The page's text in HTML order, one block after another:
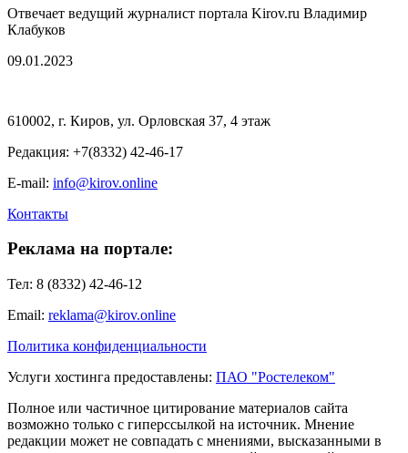
Отвечает ведущий журналист портала Kirov.ru Владимир
Клабуков
09.01.2023
610002, г. Киров, ул. Орловская 37, 4 этаж
Редакция: +7(8332) 42-46-17
E-mail: info@kirov.online
Контакты
Реклама на портале:
Тел: 8 (8332) 42-46-12
Email: reklama@kirov.online
Политика конфиденциальности
Услуги хостинга предоставлены: ПАО "Ростелеком"
Полное или частичное цитирование материалов сайта
возможно только с гиперссылкой на источник. Мнение
редакции может не совпадать с мнениями, высказанными в